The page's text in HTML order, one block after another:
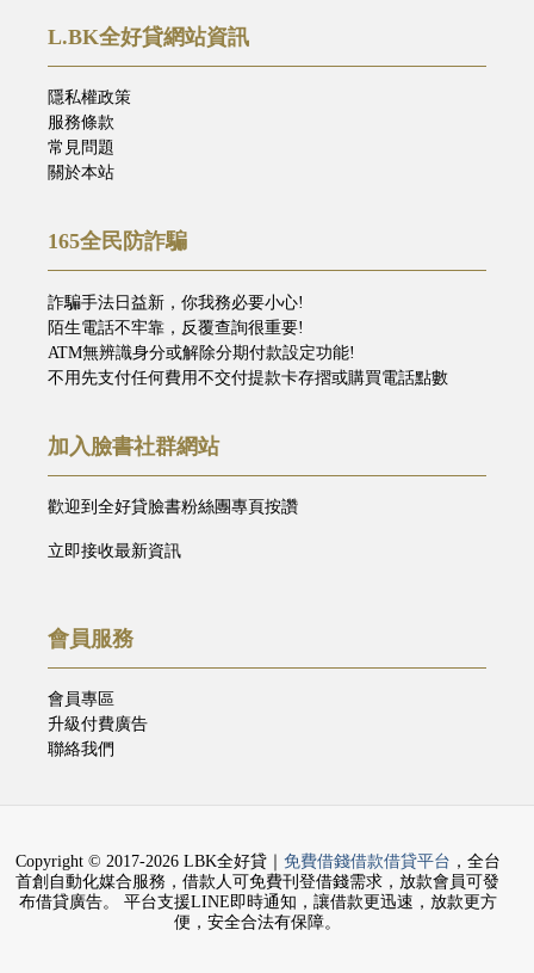
L.BK全好貸網站資訊
隱私權政策
服務條款
常見問題
關於本站
165全民防詐騙
詐騙手法日益新，你我務必要小心!
陌生電話不牢靠，反覆查詢很重要!
ATM無辨識身分或解除分期付款設定功能!
不用先支付任何費用不交付提款卡存摺或購買電話點數
加入臉書社群網站
歡迎到全好貸臉書粉絲團專頁按讚
立即接收最新資訊
會員服務
會員專區
升級付費廣告
聯絡我們
Copyright © 2017-2026 LBK全好貸｜ 免費借錢借款借貸平台 ，全台
首創自動化媒合服務，借款人可免費刊登借錢需求，放款會員可發
布借貸廣告。 平台支援LINE即時通知，讓借款更迅速，放款更方
便，安全合法有保障。